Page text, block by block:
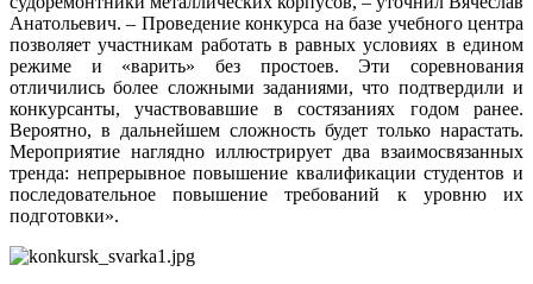
Анатольевич. – Проведение конкурса на базе учебного центра
позволяет участникам работать в равных условиях в едином
режиме и «варить» без простоев. Эти соревнования
отличились более сложными заданиями, что подтвердили и
конкурсанты, участвовавшие в состязаниях годом ранее.
Вероятно, в дальнейшем сложность будет только нарастать.
Мероприятие наглядно иллюстрирует два взаимосвязанных
тренда: непрерывное повышение квалификации студентов и
последовательное повышение требований к уровню их
подготовки».